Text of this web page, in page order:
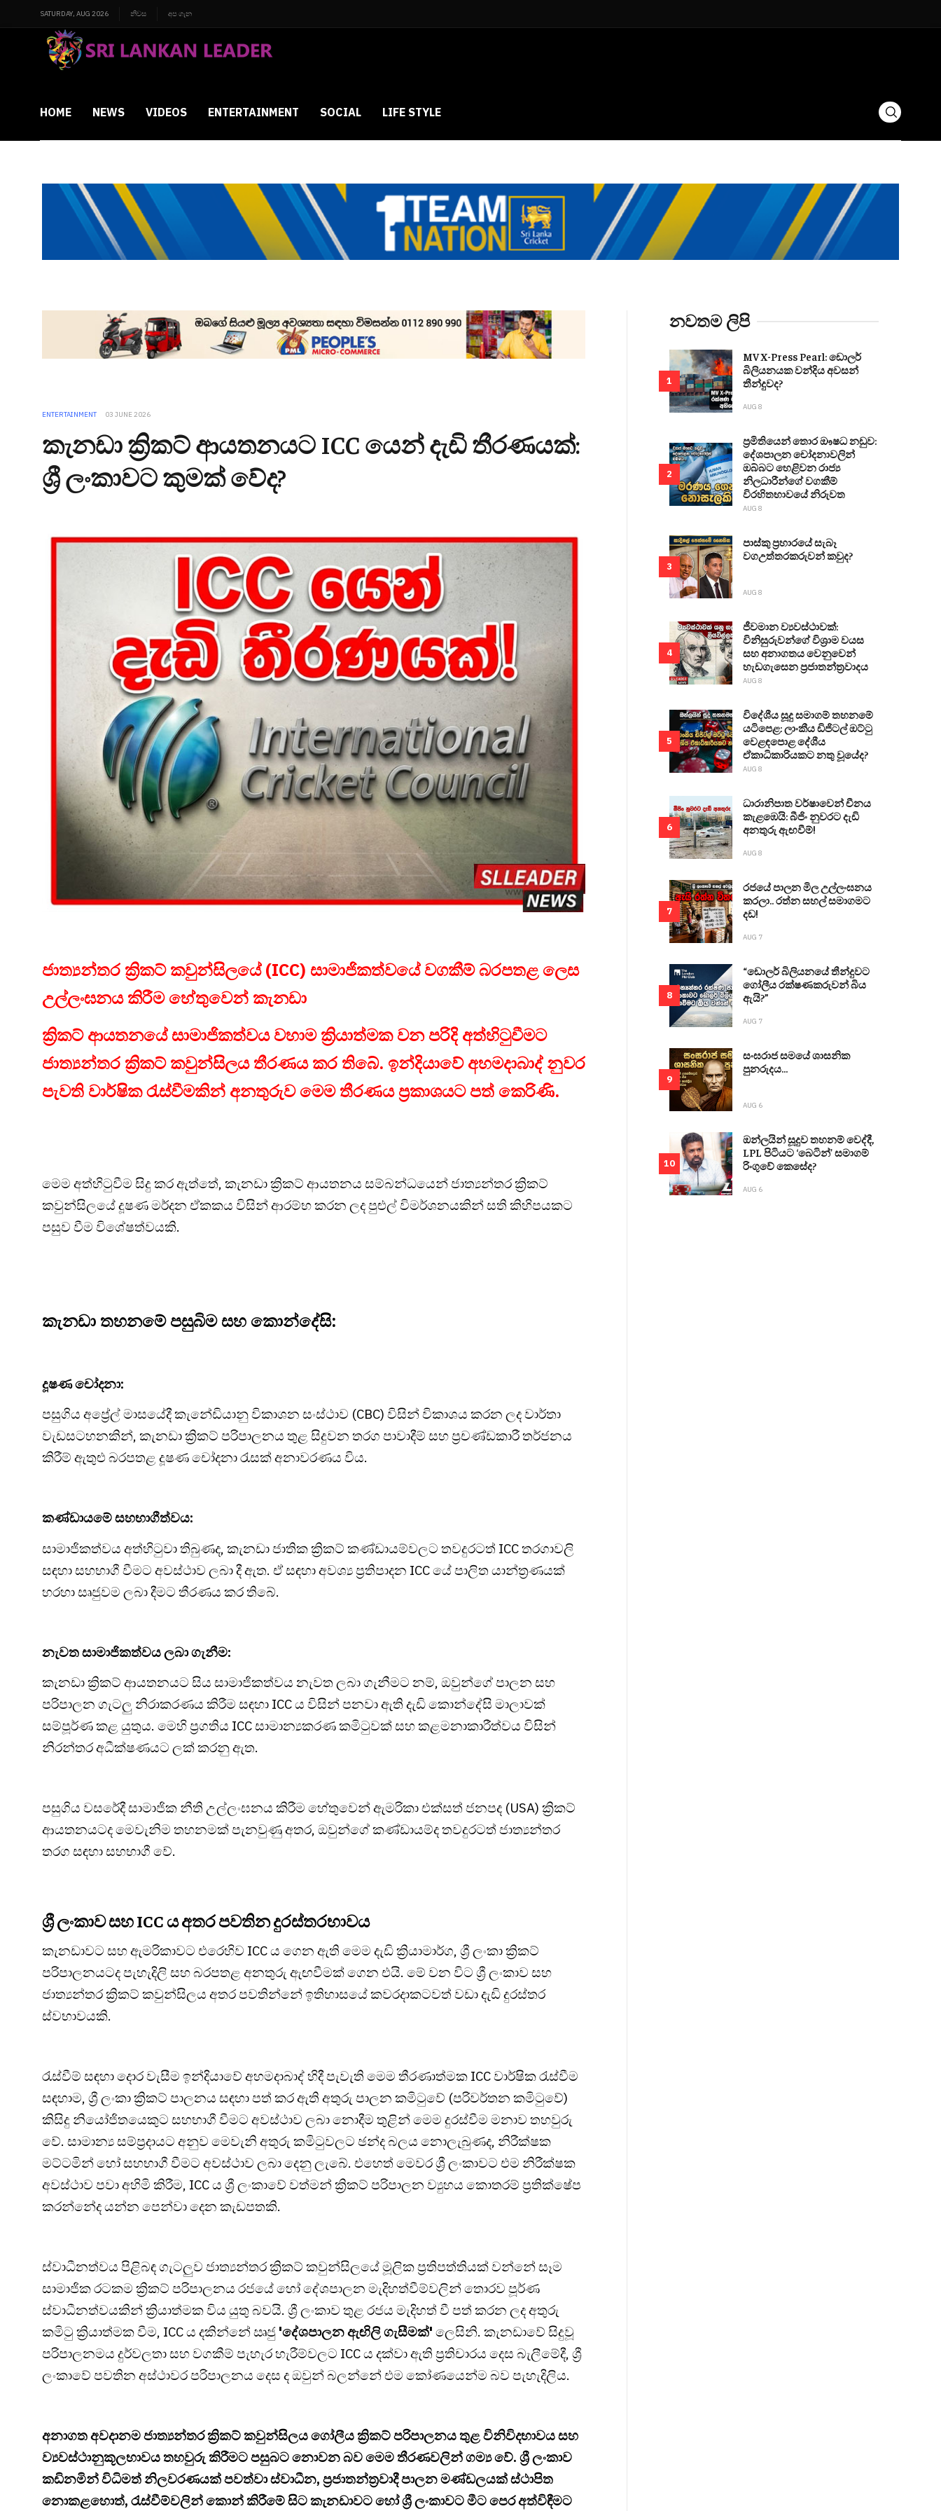
SATURDAY, AUG 2026 නිවස අප ගැන
HOME NEWS VIDEOS ENTERTAINMENT SOCIAL LIFE STYLE
ENTERTAINMENT 03 JUNE 2026
කැනඩා ක්‍රිකට් ආයතනයට ICC යෙන් දැඩි තීරණයක්:
ශ්‍රී ලංකාවට කුමක් වේද?
ජාත්‍යන්තර ක්‍රිකට් කවුන්සිලයේ (ICC) සාමාජිකත්වයේ වගකීම් බරපතළ ලෙස
උල්ලංඝනය කිරීම හේතුවෙන් කැනඩා
ක්‍රිකට් ආයතනයේ සාමාජිකත්වය වහාම ක්‍රියාත්මක වන පරිදි අත්හිටුවීමට
ජාත්‍යන්තර ක්‍රිකට් කවුන්සිලය තීරණය කර තිබේ. ඉන්දියාවේ අහමදාබාද් නුවර
පැවති වාර්ෂික රැස්වීමකින් අනතුරුව මෙම තීරණය ප්‍රකාශයට පත් කෙරිණි.
මෙම අත්හිටුවීම සිදු කර ඇත්තේ, කැනඩා ක්‍රිකට් ආයතනය සම්බන්ධයෙන් ජාත්‍යන්තර ක්‍රිකට්
කවුන්සිලයේ දූෂණ මර්දන ඒකකය විසින් ආරම්භ කරන ලද පුළුල් විමර්ශනයකින් සති කිහිපයකට
පසුව වීම විශේෂත්වයකි.
කැනඩා තහනමේ පසුබිම සහ කොන්දේසි:
දූෂණ චෝදනා:
පසුගිය අප්‍රේල් මාසයේදී කැනේඩියානු විකාශන සංස්ථාව (CBC) විසින් විකාශය කරන ලද වාර්තා
වැඩසටහනකින්, කැනඩා ක්‍රිකට් පරිපාලනය තුළ සිදුවන තරග පාවාදීම් සහ ප්‍රචණ්ඩකාරී තර්ජනය
කිරීම් ඇතුළු බරපතළ දූෂණ චෝදනා රැසක් අනාවරණය විය.
කණ්ඩායමේ සහභාගීත්වය:
සාමාජිකත්වය අත්හිටුවා තිබුණද, කැනඩා ජාතික ක්‍රිකට් කණ්ඩායම්වලට තවදුරටත් ICC තරගාවලි
සඳහා සහභාගී වීමට අවස්ථාව ලබා දී ඇත. ඒ සඳහා අවශ්‍ය ප්‍රතිපාදන ICC යේ පාලිත යාන්ත්‍රණයක්
හරහා සෘජුවම ලබා දීමට තීරණය කර තිබේ.
නැවත සාමාජිකත්වය ලබා ගැනීම:
කැනඩා ක්‍රිකට් ආයතනයට සිය සාමාජිකත්වය නැවත ලබා ගැනීමට නම්, ඔවුන්ගේ පාලන සහ
පරිපාලන ගැටලු නිරාකරණය කිරීම සඳහා ICC ය විසින් පනවා ඇති දැඩි කොන්දේසි මාලාවක්
සම්පූර්ණ කළ යුතුය. මෙහි ප්‍රගතිය ICC සාමාන්‍යකරණ කමිටුවක් සහ කළමනාකාරීත්වය විසින්
නිරන්තර අධීක්ෂණයට ලක් කරනු ඇත.
පසුගිය වසරේදී සාමාජික නීති උල්ලංඝනය කිරීම හේතුවෙන් ඇමරිකා එක්සත් ජනපද (USA) ක්‍රිකට්
ආයතනයටද මෙවැනිම තහනමක් පැනවුණු අතර, ඔවුන්ගේ කණ්ඩායම්ද තවදුරටත් ජාත්‍යන්තර
තරග සඳහා සහභාගී වේ.
ශ්‍රී ලංකාව සහ ICC ය අතර පවතින දුරස්තරභාවය
කැනඩාවට සහ ඇමරිකාවට එරෙහිව ICC ය ගෙන ඇති මෙම දැඩි ක්‍රියාමාර්ග, ශ්‍රී ලංකා ක්‍රිකට්
පරිපාලනයටද පැහැදිලි සහ බරපතළ අනතුරු ඇඟවීමක් ගෙන එයි. මේ වන විට ශ්‍රී ලංකාව සහ
ජාත්‍යන්තර ක්‍රිකට් කවුන්සිලය අතර පවතින්නේ ඉතිහාසයේ කවරදාකටවත් වඩා දැඩි දුරස්තර
ස්වභාවයකි.
රැස්වීම් සඳහා දොර වැසීම ඉන්දියාවේ අහමදාබාද් හිදී පැවැති මෙම තීරණාත්මක ICC වාර්ෂික රැස්වීම
සඳහාම, ශ්‍රී ලංකා ක්‍රිකට් පාලනය සඳහා පත් කර ඇති අතුරු පාලන කමිටුවේ (පරිවර්තන කමිටුවේ)
කිසිදු නියෝජිතයෙකුට සහභාගී වීමට අවස්ථාව ලබා නොදීම තුළින් මෙම දුරස්වීම මනාව තහවුරු
වේ. සාමාන්‍ය සම්ප්‍රදායට අනුව මෙවැනි අතුරු කමිටුවලට ඡන්ද බලය නොලැබුණද, නිරීක්ෂක
මට්ටමින් හෝ සහභාගී වීමට අවස්ථාව ලබා දෙනු ලැබේ. එහෙත් මෙවර ශ්‍රී ලංකාවට එම නිරීක්ෂක
අවස්ථාව පවා අහිමි කිරීම, ICC ය ශ්‍රී ලංකාවේ වත්මන් ක්‍රිකට් පරිපාලන ව්‍යුහය කොතරම් ප්‍රතික්ෂේප
කරන්නේද යන්න පෙන්වා දෙන කැඩපතකි.
ස්වාධීනත්වය පිළිබඳ ගැටලුව ජාත්‍යන්තර ක්‍රිකට් කවුන්සිලයේ මූලික ප්‍රතිපත්තියක් වන්නේ සෑම
සාමාජික රටකම ක්‍රිකට් පරිපාලනය රජයේ හෝ දේශපාලන මැදිහත්වීම්වලින් තොරව පූර්ණ
ස්වාධීනත්වයකින් ක්‍රියාත්මක විය යුතු බවයි. ශ්‍රී ලංකාව තුළ රජය මැදිහත් වී පත් කරන ලද අතුරු
කමිටු ක්‍රියාත්මක වීම, ICC ය දකින්නේ ඍජු 'දේශපාලන ඇඟිලි ගැසීමක්' ලෙසිනි. කැනඩාවේ සිදුවූ
පරිපාලනමය දුර්වලතා සහ වගකීම් පැහැර හැරීම්වලට ICC ය දක්වා ඇති ප්‍රතිචාරය දෙස බැලීමේදී, ශ්‍රී
ලංකාවේ පවතින අස්ථාවර පරිපාලනය දෙස ද ඔවුන් බලන්නේ එම කෝණයෙන්ම බව පැහැදිලිය.
අනාගත අවදානම ජාත්‍යන්තර ක්‍රිකට් කවුන්සිලය ගෝලීය ක්‍රිකට් පරිපාලනය තුළ විනිවිදභාවය සහ
ව්‍යවස්ථානුකූලභාවය තහවුරු කිරීමට පසුබට නොවන බව මෙම තීරණවලින් ගම්‍ය වේ. ශ්‍රී ලංකාව
කඩිනමින් විධිමත් නිලවරණයක් පවත්වා ස්වාධීන, ප්‍රජාතන්ත්‍රවාදී පාලන මණ්ඩලයක් ස්ථාපිත
නොකළහොත්, රැස්වීම්වලින් කොන් කිරීමේ සිට කැනඩාවට හෝ ශ්‍රී ලංකාවට මීට පෙර අත්විඳීමට
නවතම ලිපි
1
MV X-Press Pearl: ඩොලර්
බිලියනයක වන්දිය අවසන්
තීන්දුවද?
AUG 8
2
ප්‍රමිතියෙන් තොර ඖෂධ නඩුව:
දේශපාලන චෝදනාවලින්
ඔබ්බට හෙළිවන රාජ්‍ය
නිලධාරීන්ගේ වගකීම්
විරහිතභාවයේ නිරුවත
AUG 8
3
පාස්කු ප්‍රහාරයේ සැබෑ
වගඋත්තරකරුවන් කවුද?
AUG 8
4
ජීවමාන ව්‍යවස්ථාවක්:
විනිසුරුවන්ගේ විශ්‍රාම වයස
සහ අනාගතය වෙනුවෙන්
හැඩගැසෙන ප්‍රජාතන්ත්‍රවාදය
AUG 8
5
විදේශීය සූදු සමාගම් තහනමේ
යටිපෙළ: ලාංකීය ඩිජිටල් ඔට්ටු
වෙළඳපොළ දේශීය
ඒකාධිකාරියකට නතු වූයේද?
AUG 8
6
ධාරානිපාත වර්ෂාවෙන් චීනය
කැළඹෙයි: බීජිං නුවරට දැඩි
අනතුරු ඇඟවීම්!
AUG 8
7
රජයේ පාලන මිල උල්ලංඝනය
කරලා.. රත්න සහල් සමාගමට
දඩ!
AUG 7
8
“ඩොලර් බිලියනයේ තීන්දුවට
ගෝලීය රක්ෂණකරුවන් බිය
ඇයි?”
AUG 7
9
සංඝරාජ සමයේ ශාසනික
පුනරුදය...
AUG 6
10
ඔන්ලයින් සූදුව තහනම් වෙද්දී,
LPL පිටියට ‘බෙටින්’ සමාගම්
රිංගුවේ කෙසේද?
AUG 6